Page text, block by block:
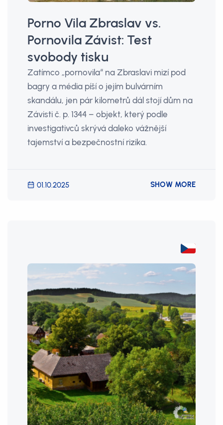
Porno Vila Zbraslav vs.
Pornovila Závist: Test
svobody tisku
Zatímco „pornovila“ na Zbraslavi mizí pod
bagry a média píší o jejím bulvárním
skandálu, jen pár kilometrů dál stojí dům na
Závisti č. p. 1344 – objekt, který podle
investigativců skrývá daleko vážnější
tajemství a bezpečnostní rizika.
01.10.2025 SHOW MORE